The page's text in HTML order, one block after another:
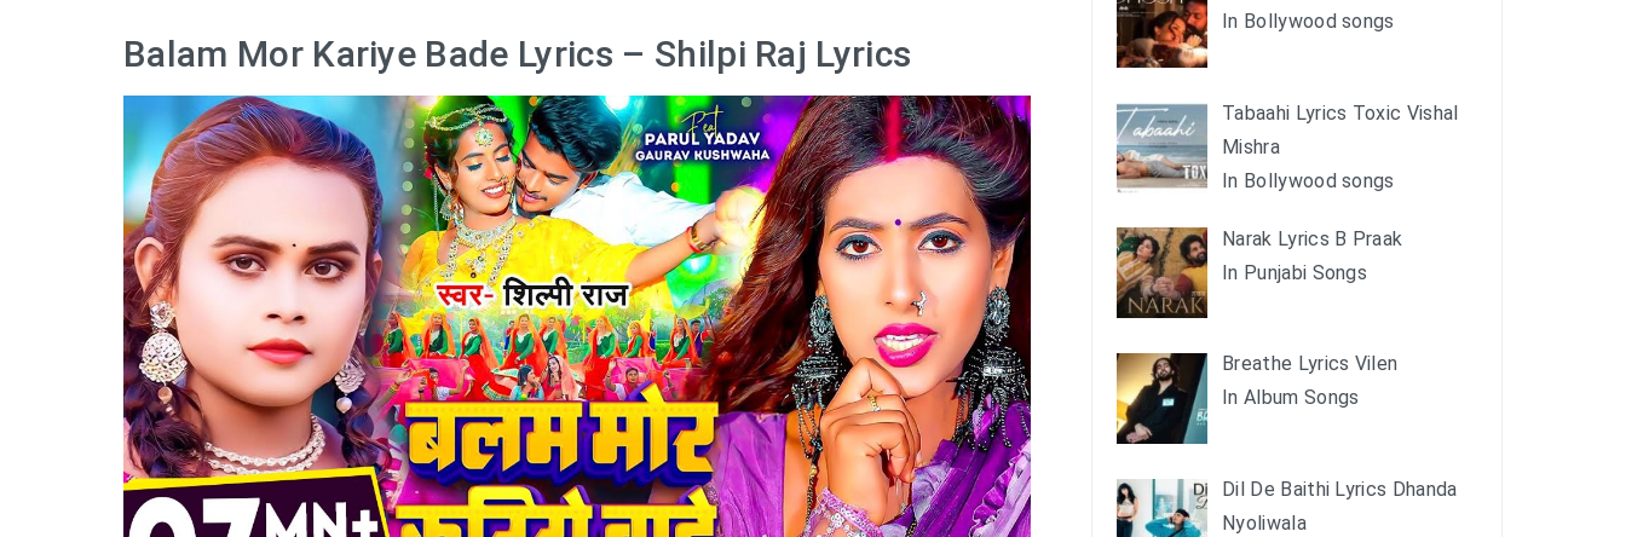
Balam Mor Kariye Bade Lyrics – Shilpi Raj Lyrics
In Bollywood songs
Tabaahi Lyrics Toxic Vishal
Mishra
In Bollywood songs
Narak Lyrics B Praak
In Punjabi Songs
Breathe Lyrics Vilen
In Album Songs
Dil De Baithi Lyrics Dhanda
Nyoliwala